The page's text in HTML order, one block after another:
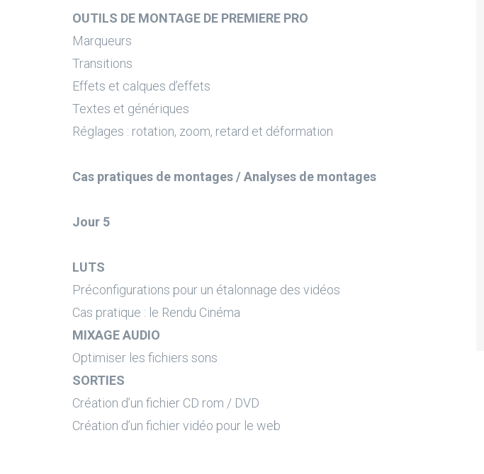
OUTILS DE MONTAGE DE PREMIERE PRO
Marqueurs
Transitions
Effets et calques d’effets
Textes et génériques
Réglages : rotation, zoom, retard et déformation
Cas pratiques de montages / Analyses de montages
Jour 5
LUTS
Préconfigurations pour un étalonnage des vidéos
Cas pratique : le Rendu Cinéma
MIXAGE AUDIO
Optimiser les fichiers sons
SORTIES
Création d’un fichier CD rom / DVD
Création d’un fichier vidéo pour le web